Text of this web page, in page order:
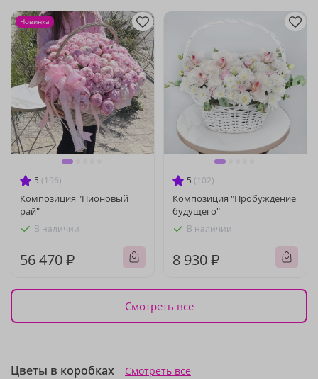
5 (196)
Композиция "Пионовый
рай"
В наличии
56 470 ₽
Новинка
5 (102)
Композиция "Пробуждение
будущего"
В наличии
8 930 ₽
Смотреть все
Цветы в коробках Смотреть все